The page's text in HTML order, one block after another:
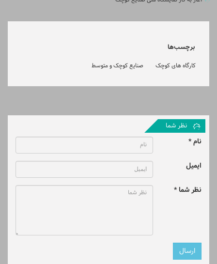
برچسب‌ها
کارگاه های کوچک صنایع کوچک و متوسط
نظر شما
نام *
ایمیل
نظر شما *